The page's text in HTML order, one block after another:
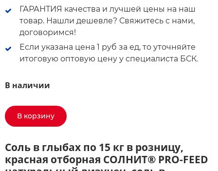
ГАРАНТИЯ качества и лучшей цены на наш
товар. Нашли дешевле? Свяжитесь с нами,
договоримся!
Если указана цена 1 руб за ед, то уточняйте
итоговую оптовую цену у специалиста БСК.
В наличии
В корзину
Соль в глыбах по 15 кг в розницу,
красная отборная СОЛНИТ® PRO-FEED